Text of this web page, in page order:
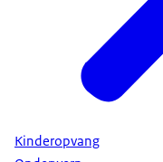
Kinderopvang